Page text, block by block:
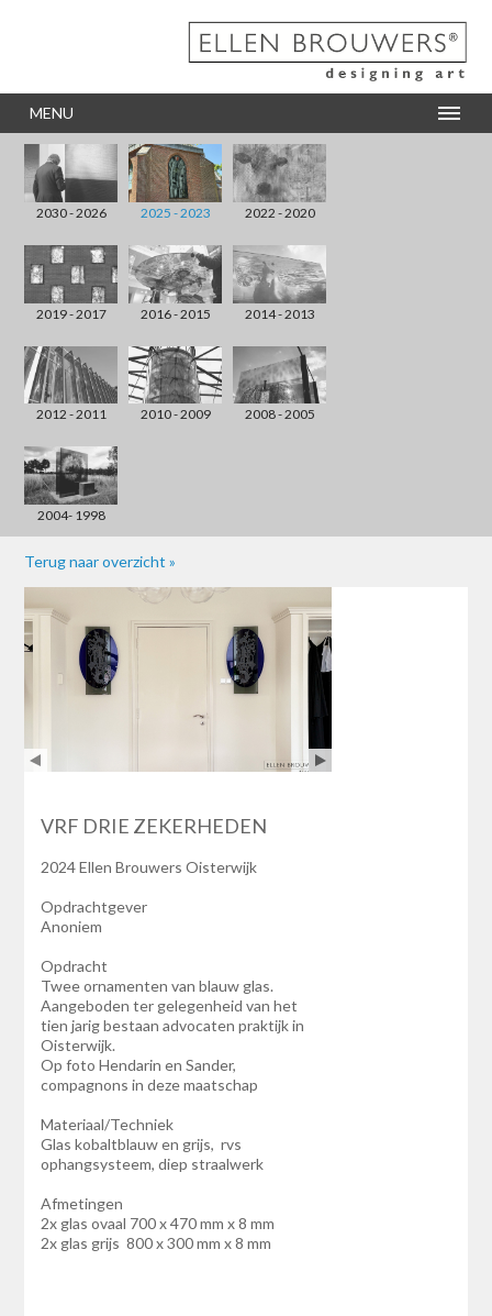
MENU
2030 - 2026 2025 - 2023 2022 - 2020
2019 - 2017 2016 - 2015 2014 - 2013
2012 - 2011 2010 - 2009 2008 - 2005
2004- 1998
Terug naar overzicht »
VRF DRIE ZEKERHEDEN
2024 Ellen Brouwers Oisterwijk
Opdrachtgever
Anoniem
Opdracht
Twee ornamenten van blauw glas.
Aangeboden ter gelegenheid van het
tien jarig bestaan advocaten praktijk in
Oisterwijk.
Op foto Hendarin en Sander,
compagnons in deze maatschap
Materiaal/Techniek
Glas kobaltblauw en grijs, rvs
ophangsysteem, diep straalwerk
Afmetingen
2x glas ovaal 700 x 470 mm x 8 mm
2x glas grijs 800 x 300 mm x 8 mm